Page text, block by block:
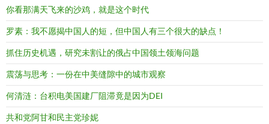
你看那满天飞来的沙鸡，就是这个时代
罗素：我不愿揭中国人的短，但中国人有三个很大的缺点！
抓住历史机遇，研究未割让的俄占中国领土领海问题
震荡与思考：一份在中美缝隙中的城市观察
何清涟：台积电美国建厂阻滞竟是因为DEI
共和党阿甘和民主党珍妮